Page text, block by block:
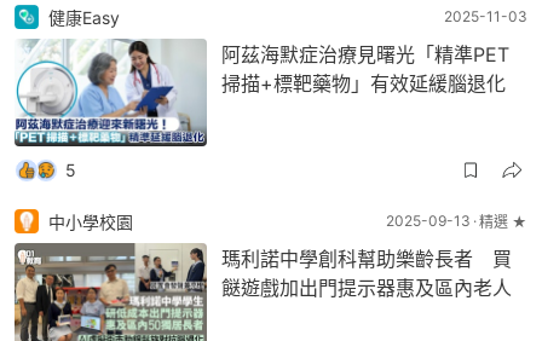
健康Easy 2025-11-03
阿茲海默症治療見曙光「精準PET
掃描+標靶藥物」有效延緩腦退化
5
中小學校園 2025-09-13 精選 ★
瑪利諾中學創科幫助樂齡長者 買
餸遊戲加出門提示器惠及區內老人